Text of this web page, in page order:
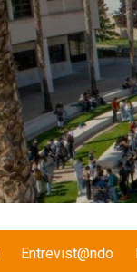
Entrevist@ndo